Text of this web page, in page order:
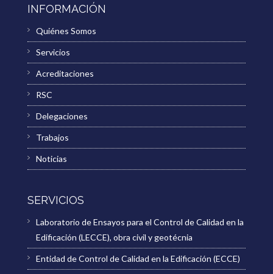
INFORMACIÓN
Quiénes Somos
Servicios
Acreditaciones
RSC
Delegaciones
Trabajos
Noticias
SERVICIOS
Laboratorio de Ensayos para el Control de Calidad en la
Edificación (LECCE), obra civil y geotécnia
Entidad de Control de Calidad en la Edificación (ECCE)